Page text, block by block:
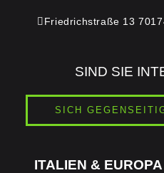
Friedrichstraße 13
SIND SIE
SICH
ITALIEN &